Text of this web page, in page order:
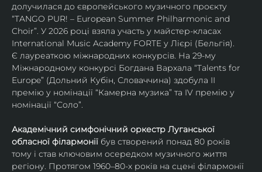
долучилася до європейського музичного проєкту
“TANGO PUR! – European Summer Philharmonic and
Choir”. У 2026 році взяла участь у майстер-класах
International Music Academy FORTE у Лієрі (Бельгія).
Є лауреаткою міжнародних конкурсів. На 29-му
Міжнародному конкурсі Богдана Вархала “Talents for
Europe” (Дольний Кубін, Словаччина) здобула ІІ
премію у номінації “Камерна музика” та IV премію у
номінації “Соло”.
Академічний симфонічний оркестр Луганської
обласної філармонії був створений понад 80 років
тому і став ключовим осередком музичного життя
регіону. Протягом 1960–80-х років на сцені філармонії